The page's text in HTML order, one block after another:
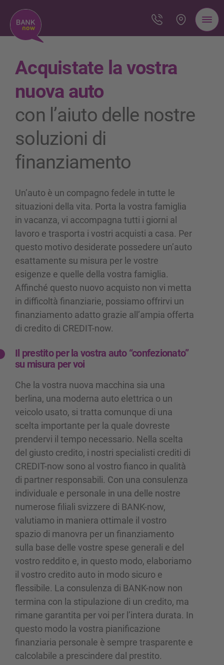
Acquistate la vostra
nuova auto
con l’aiuto delle nostre
soluzioni di
finanziamento
Un’auto è un compagno fedele in tutte le
situazioni della vita. Porta la vostra famiglia
in vacanza, vi accompagna tutti i giorni al
lavoro e trasporta i vostri acquisti a casa. Per
questo motivo desiderate possedere un’auto
esattamente su misura per le vostre
esigenze e quelle della vostra famiglia.
Affinché questo nuovo acquisto non vi metta
in difficoltà finanziarie, possiamo offrirvi un
finanziamento adatto grazie all’ampia offerta
di credito di CREDIT-now.
Il prestito per la vostra auto “confezionato”
su misura per voi
Che la vostra nuova macchina sia una
berlina, una moderna auto elettrica o un
veicolo usato, si tratta comunque di una
scelta importante per la quale dovreste
prendervi il tempo necessario. Nella scelta
del giusto credito, i nostri specialisti crediti di
CREDIT-now sono al vostro fianco in qualità
di partner responsabili. Con una consulenza
individuale e personale in una delle nostre
numerose filiali svizzere di BANK-now,
valutiamo in maniera ottimale il vostro
spazio di manovra per un finanziamento
sulla base delle vostre spese generali e del
vostro reddito e, in questo modo, elaboriamo
il vostro credito auto in modo sicuro e
flessibile. La consulenza di BANK-now non
termina con la stipulazione di un credito, ma
rimane garantita per voi per l’intera durata. In
questo modo la vostra pianificazione
finanziaria personale è sempre trasparente e
calcolabile a prescindere dal prestito.